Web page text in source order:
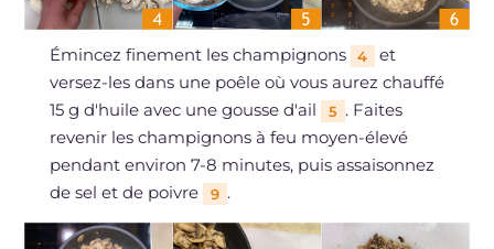
Émincez finement les champignons 4
et
versez-les dans une poêle où vous aurez chauffé
15 g d'huile avec une gousse d'ail
5 . Faites
revenir les champignons à feu moyen-élevé
pendant environ 7-8 minutes, puis assaisonnez
de sel et de poivre
9 .